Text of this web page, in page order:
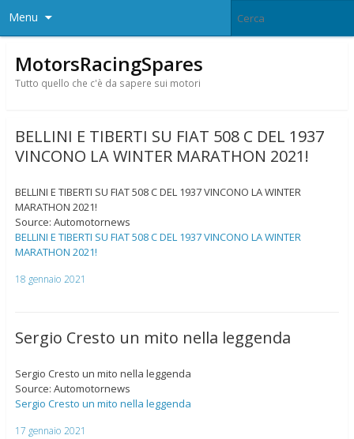
Menu
MotorsRacingSpares
Tutto quello che c'è da sapere sui motori
BELLINI E TIBERTI SU FIAT 508 C DEL 1937
VINCONO LA WINTER MARATHON 2021!
BELLINI E TIBERTI SU FIAT 508 C DEL 1937 VINCONO LA WINTER
MARATHON 2021!
Source: Automotornews
BELLINI E TIBERTI SU FIAT 508 C DEL 1937 VINCONO LA WINTER
MARATHON 2021!
18 gennaio 2021
Sergio Cresto un mito nella leggenda
Sergio Cresto un mito nella leggenda
Source: Automotornews
Sergio Cresto un mito nella leggenda
17 gennaio 2021